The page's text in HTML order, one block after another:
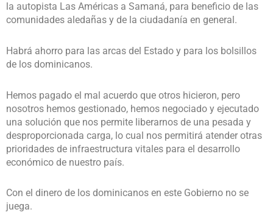
la autopista Las Américas a Samaná, para beneficio de las
comunidades aledañas y de la ciudadanía en general.
Habrá ahorro para las arcas del Estado y para los bolsillos
de los dominicanos.
Hemos pagado el mal acuerdo que otros hicieron, pero
nosotros hemos gestionado, hemos negociado y ejecutado
una solución que nos permite liberarnos de una pesada y
desproporcionada carga, lo cual nos permitirá atender otras
prioridades de infraestructura vitales para el desarrollo
económico de nuestro país.
Con el dinero de los dominicanos en este Gobierno no se
juega.